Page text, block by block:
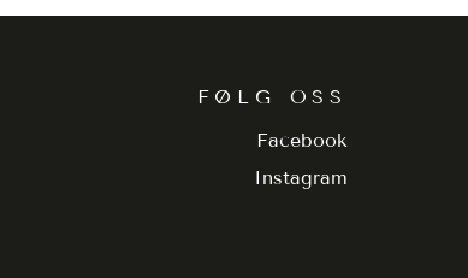
FØLG OSS
Facebook
Instagram